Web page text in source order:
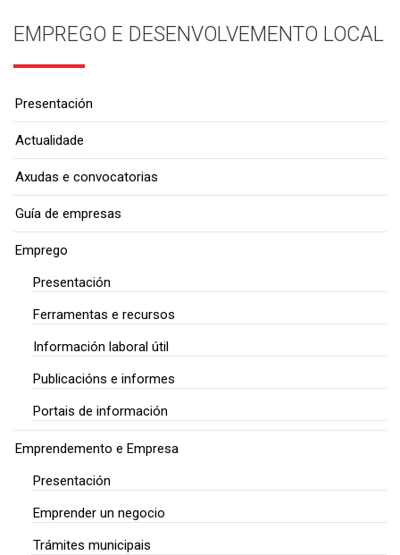
EMPREGO E DESENVOLVEMENTO LOCAL
Presentación
Actualidade
Axudas e convocatorias
Guía de empresas
Emprego
Presentación
Ferramentas e recursos
Información laboral útil
Publicacións e informes
Portais de información
Emprendemento e Empresa
Presentación
Emprender un negocio
Trámites municipais